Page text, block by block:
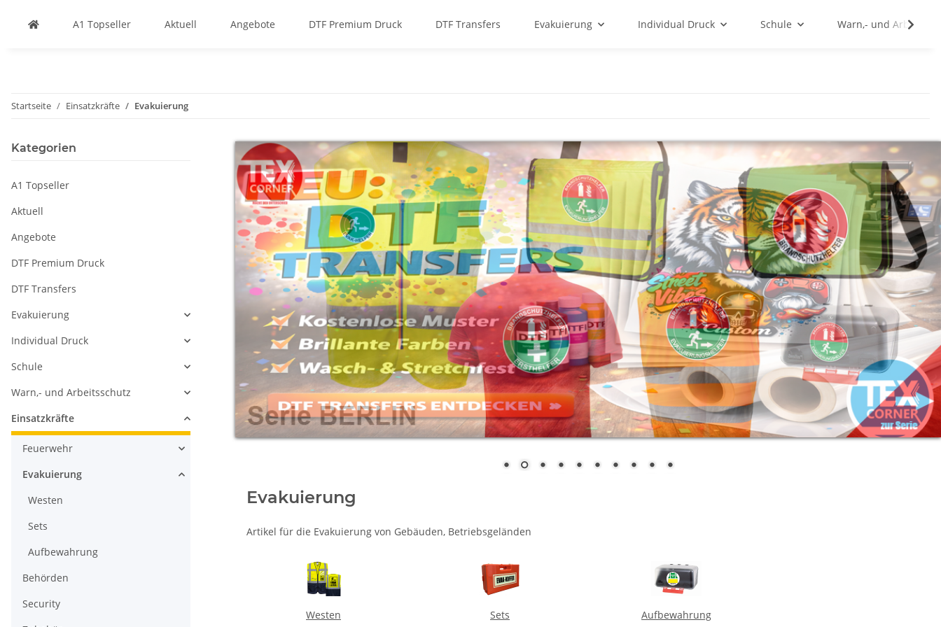
A1 Topseller Aktuell Angebote DTF Premium Druck DTF Transfers Evakuierung Individual Druck Schule Warn,- und
Startseite Einsatzkräfte Evakuierung
Evakuierung
Artikel für die Evakuierung von Gebäuden, Betriebsgeländen
Westen Sets Aufbewahrung
Kategorien
A1 Topseller
Aktuell
Angebote
DTF Premium Druck
DTF Transfers
Evakuierung
Individual Druck
Schule
Warn,- und Arbeitsschutz
Einsatzkräfte
Feuerwehr
Evakuierung
Westen
Sets
Aufbewahrung
Behörden
Security